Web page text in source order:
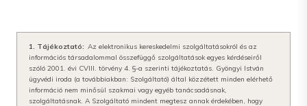
1. Tájékoztató: Az elektronikus kereskedelmi szolgáltatásokról és az
információs társadalommal összefüggő szolgáltatások egyes kérdéseiről
szóló 2001. évi CVIII. törvény 4. §-a szerinti tájékoztatás. Gyöngyi István
ügyvédi iroda (a továbbiakban: Szolgáltató) által közzétett minden elérhető
információ nem minősül szakmai vagy egyéb tanácsadásnak,
szolgáltatásnak. A Szolgáltató mindent megtesz annak érdekében, hogy